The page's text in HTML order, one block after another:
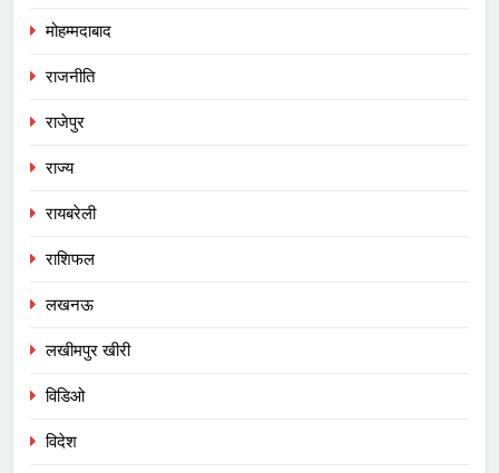
मोहम्मदाबाद
राजनीति
राजेपुर
राज्य
रायबरेली
राशिफल
लखनऊ
लखीमपुर खीरी
विडिओ
विदेश